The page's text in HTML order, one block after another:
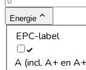
Energie
EPC-label
A (incl. A+ en